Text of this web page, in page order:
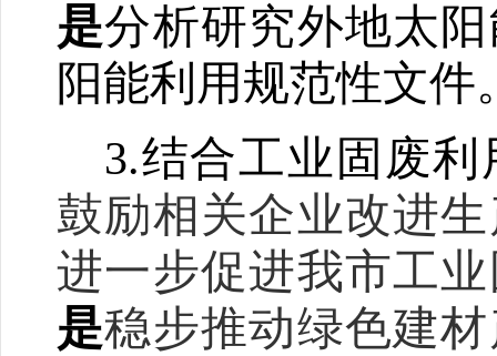
是分析研究外地太
阳能利用规范性文件
3.结合工业固废
鼓励相关企业改进
进一步促进我市工
是稳步推动绿色建